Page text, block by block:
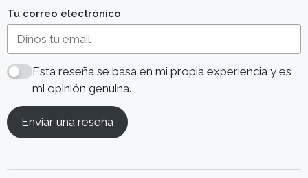
Tu correo electrónico
Esta reseña se basa en mi propia experiencia y es
mi opinión genuina.
Enviar una reseña